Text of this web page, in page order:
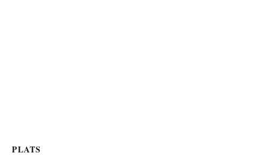
PLATS